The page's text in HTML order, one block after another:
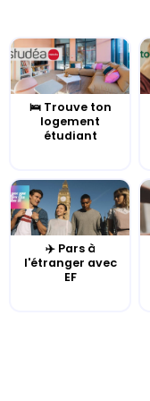
🛌 Trouve ton
logement
étudiant
✈️ Pars à
l'étranger avec
EF